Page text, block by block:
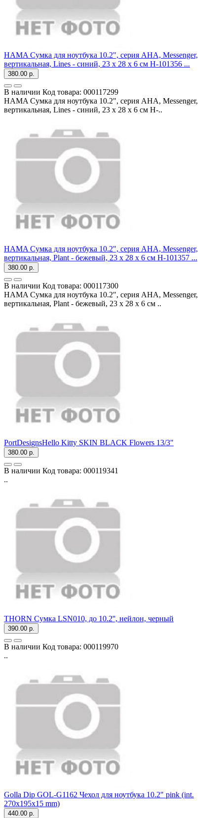
HAMA Сумка для ноутбука 10.2", серия AHA, Messenger,
вертикальная, Lines - синий, 23 х 28 x 6 см H-101356 ...
380.00 р.
В наличии Код товара: 000117299
HAMA Сумка для ноутбука 10.2", серия AHA, Messenger,
вертикальная, Lines - синий, 23 х 28 x 6 см H-..
HAMA Сумка для ноутбука 10.2", серия AHA, Messenger,
вертикальная, Plant - бежевый, 23 х 28 x 6 см H-101357 ...
380.00 р.
В наличии Код товара: 000117300
HAMA Сумка для ноутбука 10.2", серия AHA, Messenger,
вертикальная, Plant - бежевый, 23 х 28 x 6 см ..
PortDesignsHello Kitty SKIN BLACK Flowers 13/3"
380.00 р.
В наличии Код товара: 000119341
..
THORN Сумка LSN010, до 10.2'', нейлон, черный
390.00 р.
В наличии Код товара: 000119970
..
Golla Dip GOL-G1162 Чехол для ноутбука 10.2" pink (int.
270x195x15 mm)
440.00 р.